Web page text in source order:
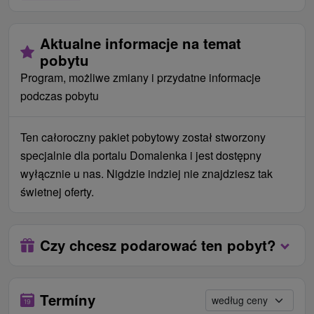
Opłaty te należy uiścić na miejscu, po przyjeździe, w
recepcji.
opłata miejscowa 3,50 € / osoba / noc
usług rehabilitacyjnych na miejscu
Ceny - Informacje
W przypadku wolnych miejsc noclegowych,
Jeśli jedna osoba jest zainteresowana pobytem, ​​
wyżywienie i jedno wejście do centrum wellness.
Podávajú sa raňajky, obed a večera, pričom jedlá
zdravotným odporúčaniam.
Aktualne informacje na temat
pobytu
Program, możliwe zmiany i przydatne informacje
podczas pobytu
Ten całoroczny pakiet pobytowy został stworzony
specjalnie dla portalu Domalenka i jest dostępny
wyłącznie u nas. Nigdzie indziej nie znajdziesz tak
świetnej oferty.
Czy chcesz podarować ten pobyt?
Termíny